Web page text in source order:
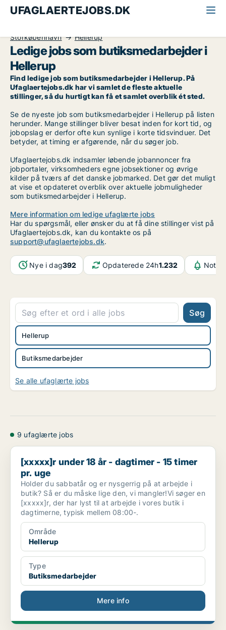
UFAGLAERTEJOBS.DK
Storkøbenhavn
Hellerup
Ledige jobs som butiksmedarbejder i
Hellerup
Find ledige job som butiksmedarbejder i Hellerup. På
Ufaglaertejobs.dk har vi samlet de fleste aktuelle
stillinger, så du hurtigt kan få et samlet overblik ét sted.
Se de nyeste job som butiksmedarbejder i Hellerup på listen
herunder. Mange stillinger bliver besat inden for kort tid, og
jobopslag er derfor ofte kun synlige i korte tidsvinduer. Det
betyder, at timing er afgørende, når du søger job.
Ufaglaertejobs.dk indsamler løbende jobannoncer fra
jobportaler, virksomheders egne jobsektioner og øvrige
kilder på tværs af det danske jobmarked. Det gør det muligt
at vise et opdateret overblik over aktuelle jobmuligheder
som butiksmedarbejder i Hellerup.
Mere information om ledige ufaglærte jobs
Har du spørgsmål, eller ønsker du at få dine stillinger vist på
Ufaglaertejobs.dk, kan du kontakte os på
support@ufaglaertejobs.dk.
Nye i dag392 Opdaterede 24h1.232
Søg
Butiksmedarbejder
Hellerup
Se alle ufaglærte jobs
9 ufaglærte jobs
[xxxxx]r under 18 år - dagtimer - 15 timer pr. uge
[xxxxx]r under 18 år - dagtimer - 15 timer
pr. uge
Holder du sabbatår og er nysgerrig på at arbejde i
butik? Så er du måske lige den, vi mangler!Vi søger en
[xxxxx]r, der har lyst til at arbejde i vores butik i
dagtimerne, typisk mellem 08:00-.
Område
Hellerup
Type
Butiksmedarbejder
Mere info